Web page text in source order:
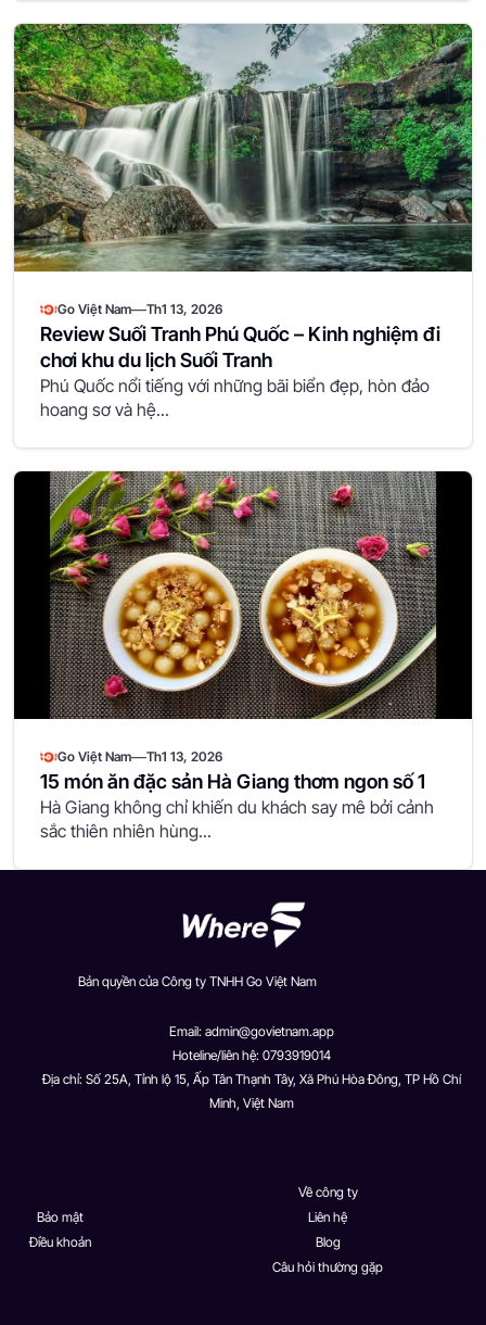
Go Việt Nam—Th1 13, 2026
Review Suối Tranh Phú Quốc – Kinh nghiệm đi
chơi khu du lịch Suối Tranh
Phú Quốc nổi tiếng với những bãi biển đẹp, hòn đảo
hoang sơ và hệ...
Go Việt Nam—Th1 13, 2026
15 món ăn đặc sản Hà Giang thơm ngon số 1
Hà Giang không chỉ khiến du khách say mê bởi cảnh
sắc thiên nhiên hùng...
Bản quyền của Công ty TNHH Go Việt Nam
Email: admin@govietnam.app
Hoteline/liên hệ: 0793919014
Địa chỉ: Số 25A, Tỉnh lộ 15, Ấp Tân Thạnh Tây, Xã Phú Hòa Đông, TP Hồ Chí
Minh, Việt Nam
Bảo mật
Điều khoản
Về công ty
Liên hệ
Blog
Câu hỏi thường gặp